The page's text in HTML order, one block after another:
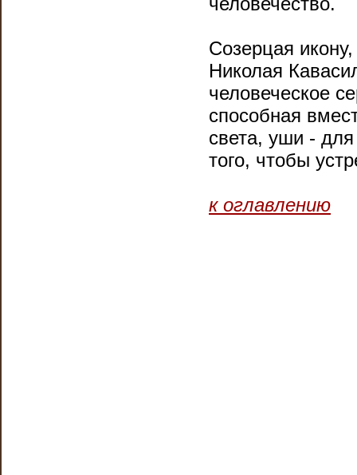
Созерцая
Николая
человеческое
способная
света, уши -
того, чтобы
к оглавлению